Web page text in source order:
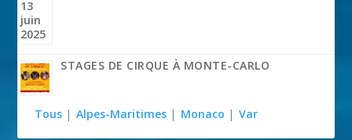
STAGES DE CIRQUE À MONTE-CARLO
Tous | Alpes-Maritimes | Monaco | Var